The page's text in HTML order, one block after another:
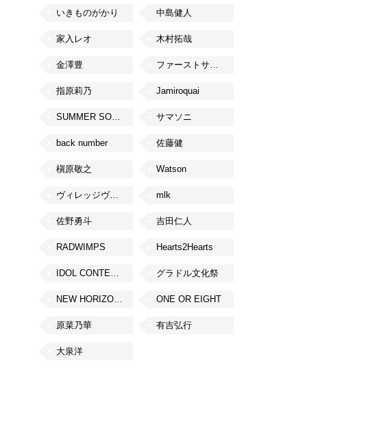
いきものがかり 中島健人
家入レオ 木村拓哉
金澤豊 ファーストサマーウイカ
指原莉乃 Jamiroquai
SUMMER SONIC サマソニ
back number 佐藤健
槇原敬之 Watson
ヴィレッジヴァンガード mlk
佐野勇斗 吉田仁人
RADWIMPS Hearts2Hearts
IDOL CONTENT EXPO グラドル文化祭
NEW HORIZON FEST ONE OR EIGHT
原菜乃華 有吉弘行
大泉洋